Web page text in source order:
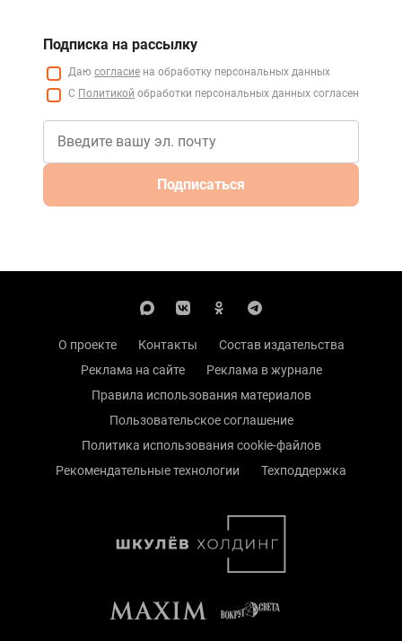
Подписка на рассылку
Даю согласие на обработку персональных данных
С Политикой обработки персональных данных согласен
Подписаться
О проекте Контакты
Состав издательства
Реклама на сайте
Реклама в журнале
Правила использования материалов
Пользовательское соглашение
Политика использования cookie-файлов
Рекомендательные технологии
Техподдержка